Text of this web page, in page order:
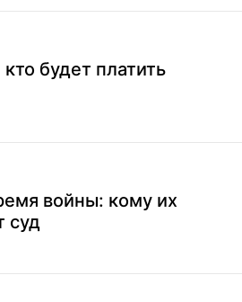
будет платить
войны: кому их
суд